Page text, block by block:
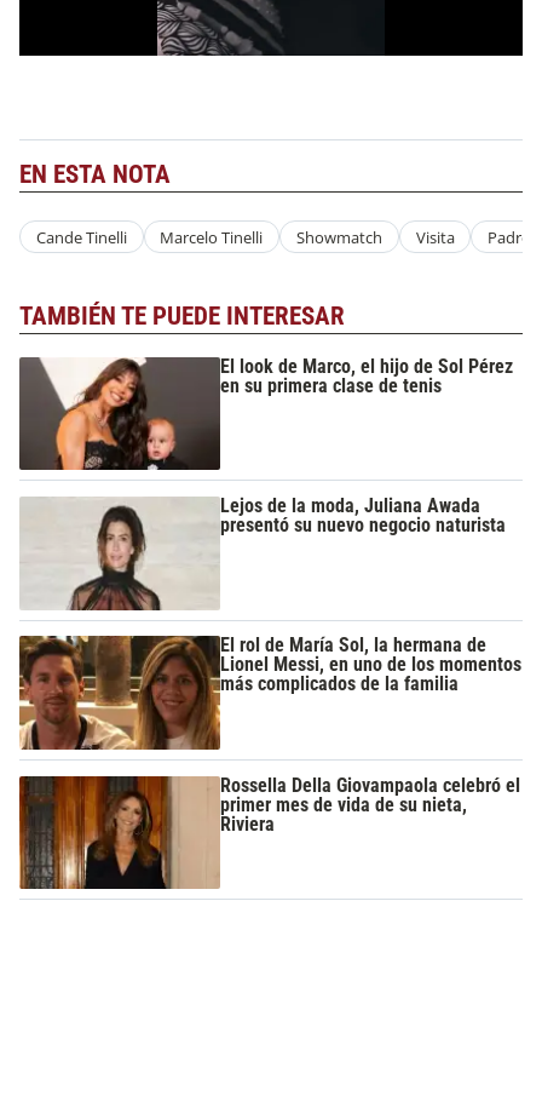
EN ESTA NOTA
Cande Tinelli Marcelo Tinelli Showmatch Visita Padre
TAMBIÉN TE PUEDE INTERESAR
El look de Marco, el hijo de Sol Pérez
en su primera clase de tenis
Lejos de la moda, Juliana Awada
presentó su nuevo negocio naturista
El rol de María Sol, la hermana de
Lionel Messi, en uno de los momentos
más complicados de la familia
Rossella Della Giovampaola celebró el
primer mes de vida de su nieta,
Riviera